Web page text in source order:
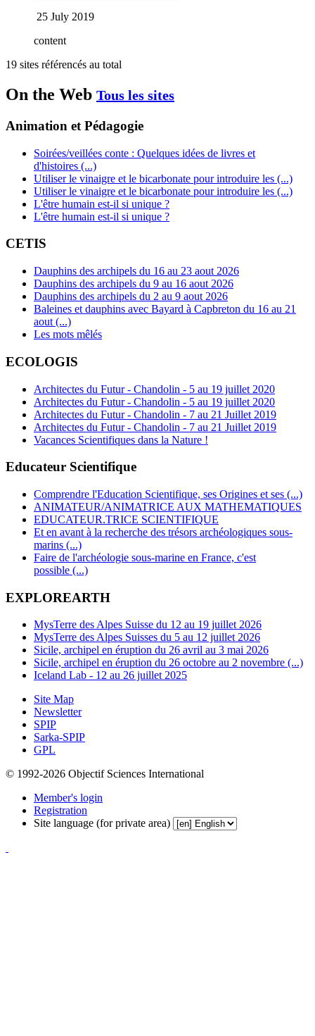
25 July 2019
content
19 sites référencés au total
On the Web Tous les sites
Animation et Pédagogie
Soirées/veillées conte : Quelques idées de livres et
d'histoires (...)
Utiliser le vinaigre et le bicarbonate pour introduire les (...)
Utiliser le vinaigre et le bicarbonate pour introduire les (...)
L'être humain est-il si unique ?
L'être humain est-il si unique ?
CETIS
Dauphins des archipels du 16 au 23 aout 2026
Dauphins des archipels du 9 au 16 aout 2026
Dauphins des archipels du 2 au 9 aout 2026
Baleines et dauphins avec Bayard à Capbreton du 16 au 21
aout (...)
Les mots mêlés
ECOLOGIS
Architectes du Futur - Chandolin - 5 au 19 juillet 2020
Architectes du Futur - Chandolin - 5 au 19 juillet 2020
Architectes du Futur - Chandolin - 7 au 21 Juillet 2019
Architectes du Futur - Chandolin - 7 au 21 Juillet 2019
Vacances Scientifiques dans la Nature !
Educateur Scientifique
Comprendre l'Education Scientifique, ses Origines et ses (...)
ANIMATEUR/ANIMATRICE AUX MATHEMATIQUES
EDUCATEUR.TRICE SCIENTIFIQUE
Et en avant à la recherche des trésors archéologiques sous-
marins (...)
Faire de l'archéologie sous-marine en France, c'est
possible (...)
EXPLOREARTH
MysTerre des Alpes Suisse du 12 au 19 juillet 2026
MysTerre des Alpes Suisses du 5 au 12 juillet 2026
Sicile, archipel en éruption du 26 avril au 3 mai 2026
Sicile, archipel en éruption du 26 octobre au 2 novembre (...)
Iceland Lab - 12 au 26 juillet 2025
Site Map
Newsletter
SPIP
Sarka-SPIP
GPL
© 1992-2026 Objectif Sciences International
Member's login
Registration
Site language (for private area)